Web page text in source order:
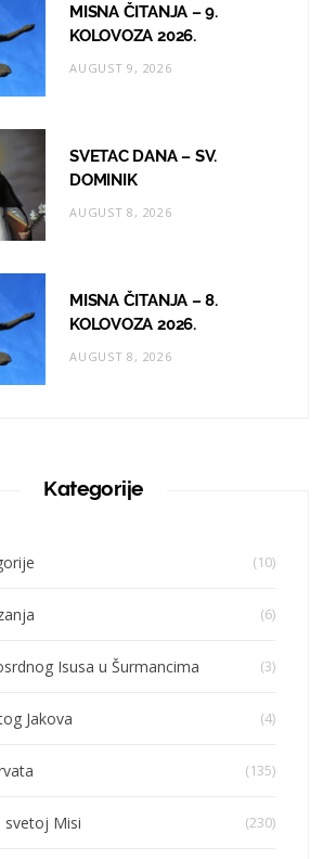
MISNA ČITANJA – 9.
KOLOVOZA 2026.
AUGUST 9, 2026
SVETAC DANA – SV.
DOMINIK
AUGUST 8, 2026
MISNA ČITANJA – 8.
KOLOVOZA 2026.
AUGUST 8, 2026
Kategorije
(10)
(6)
Isusa u Šurmancima (3)
Jakova (4)
(135)
svetoj Misi (230)